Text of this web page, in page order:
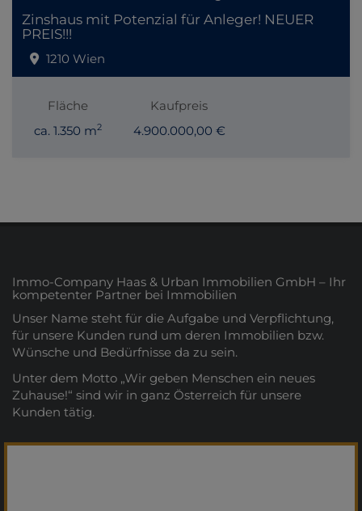
Zinshaus mit Potenzial für Anleger! NEUER
PREIS!!!
1210 Wien
Fläche
ca. 1.350 m2
Kaufpreis
4.900.000,00 €
Immo-Company Haas & Urban Immobilien GmbH – Ihr
kompetenter Partner bei Immobilien
Unser Name steht für die Aufgabe und Verpflichtung,
für unsere Kunden rund um deren Immobilien bzw.
Wünsche und Bedürfnisse da zu sein.
Unter dem Motto „Wir geben Menschen ein neues
Zuhause!“ sind wir in ganz Österreich für unsere
Kunden tätig.